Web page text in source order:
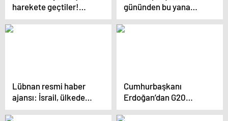
harekete geçtiler!
G7’den ortak İsrail
çağrısı
gününden bu yana
kayıp olan haham ölü
bulundu
Lübnan resmi haber
ajansı: İsrail, ülkede
uluslararası yasaklı
Cumhurbaşkanı
Erdoğan’dan G20
sonrası tüm dünyaya